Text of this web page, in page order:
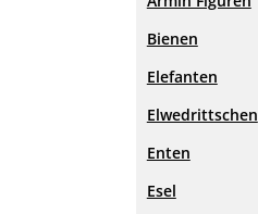
Bienen
Elefanten
Elwedrittschen
Enten
Esel